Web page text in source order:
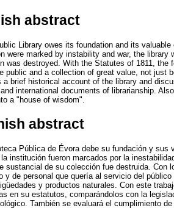
abstract
Library owes its foundation and its
were marked by instability and war, the
was destroyed. With the Statutes of 1811, the
public and a collection of great value, not just
a brief historical account of the library and
international documents of librarianship.
a "house of wisdom".
abstract
Pública de Évora debe su fundación y
institución fueron marcados por la
sustancial de su colección fue destruida. Con
y de personal que quería al servicio del
y productos naturales. Con este
en su estatutos, comparándolos con la
También se evaluará el cumplimiento